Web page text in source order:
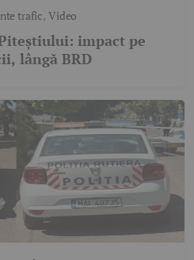
trafic,Video
impact pe
lângă BRD